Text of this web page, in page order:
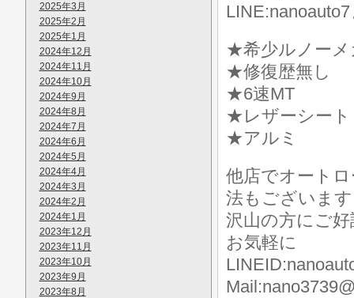
2025年3月
2025年2月
2025年1月
2024年12月
2024年11月
2024年10月
2024年9月
2024年8月
2024年7月
2024年6月
2024年5月
2024年4月
2024年3月
2024年2月
2024年1月
2023年12月
2023年11月
2023年10月
2023年9月
2023年8月
★希少ルノーメ
★修復歴無し
★6速MT
★レザーシート
★アルミ
他店でオート
法もございま
沢山の方にご
お気軽に